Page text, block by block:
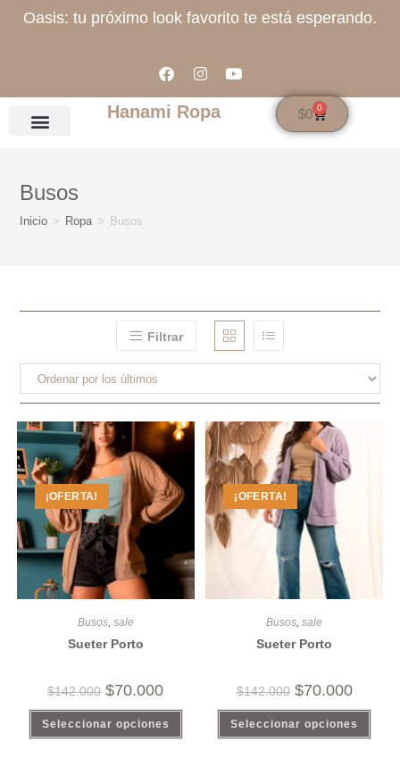
Oasis: tu próximo look favorito te está esperando.
Hanami Ropa $0 0
Busos
Inicio > Ropa > Busos
Filtrar
¡OFERTA!
Busos, sale
Sueter Porto
$142.000 $70.000
Seleccionar opciones
¡OFERTA!
Busos,sale
Sueter Porto
$142.000 $70.000
Seleccionar opciones